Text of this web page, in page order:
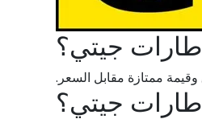
جيتي؟
وقيمة ممتازة مقابل السعر.
جيتي؟